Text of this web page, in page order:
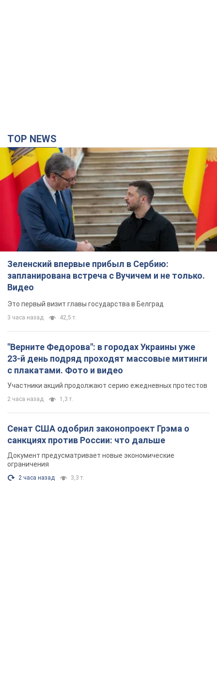
TOP NEWS
Зеленский впервые прибыл в Сербию:
запланирована встреча с Вучичем и не только.
Видео
Это первый визит главы государства в Белград
3 часа назад 42,5 т.
"Верните Федорова": в городах Украины уже
23-й день подряд проходят массовые митинги
с плакатами. Фото и видео
Участники акций продолжают серию ежедневных протестов
2 часа назад 1,3 т.
Сенат США одобрил законопроект Грэма о
санкциях против России: что дальше
Документ предусматривает новые экономические
ограничения
2 часа назад 3,3 т.